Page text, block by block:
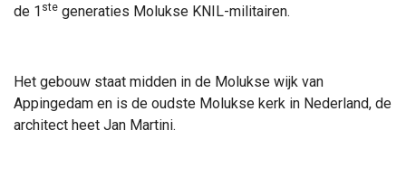
de 1 ste generaties Molukse KNIL-militairen.
Het gebouw staat midden in de Molukse wijk van
Appingedam en is de oudste Molukse kerk in Nederland, de
architect heet Jan Martini.